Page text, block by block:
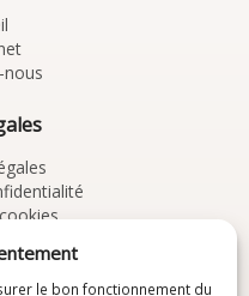
le bon fonctionnement du
nous